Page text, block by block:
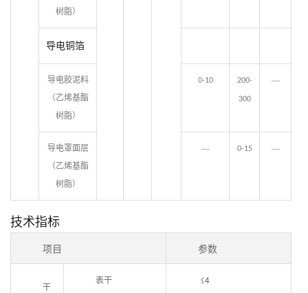
树脂）
导电铜箔
导电胶泥料
（乙烯基酯
树脂）
0-10 200-
300
—
导电罩面层
（乙烯基酯
树脂）
— 0-15 —
技术指标
项目
参数
干
表干 ≤4